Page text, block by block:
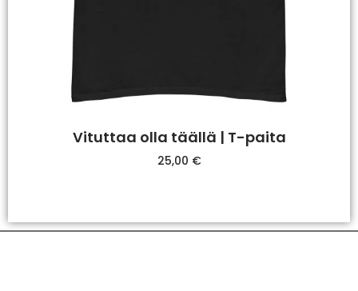
Vituttaa olla täällä | T-paita
25,00 €